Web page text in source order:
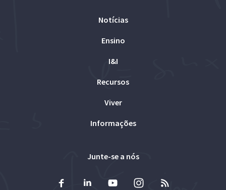
Notícias
Ensino
I&I
Recursos
Viver
Informações
Junte-se a nós